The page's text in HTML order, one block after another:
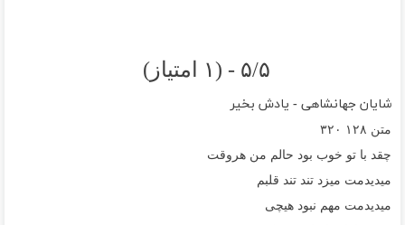
۵/۵ - (۱ امتیاز)
شایان جهانشاهی - یادش بخیر
متن ۱۲۸ ۳۲۰
چقد با تو خوب بود حالم من هروقت
میدیدمت میزد تند تند قلبم
میدیدمت مهم نبود هیچی